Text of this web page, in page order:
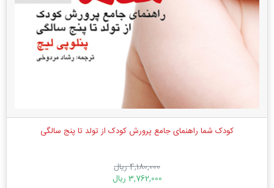
کودک شما راهنمای جامع پرورش کودک از تولد تا پنج سالگی
4,180,000 ریال
3,762,000 ریال